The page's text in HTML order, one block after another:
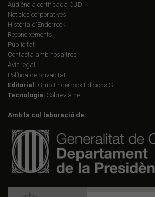
Audiència certificada OJD
Notícies corporatives
Història d'Enderrock
Reconeixements
Publicitat
Contacta amb nosaltres
Avís legal
Política de privacitat
Editorial: Grup Enderrock Edicions S.L.
Tecnologia: Sobrevia.net
Amb la col·laboració de: